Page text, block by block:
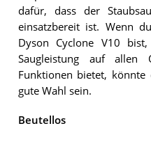
dafür, dass der
einsatzbereit ist. Wenn
Dyson Cyclone V10
Saugleistung auf allen
Funktionen bietet,
gute Wahl sein.
Beutellos